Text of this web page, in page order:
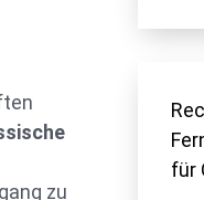
zu
für